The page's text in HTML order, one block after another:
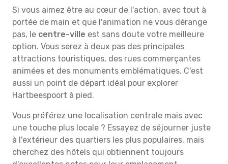
Si vous aimez être au cœur de l'action, avec tout à
portée de main et que l'animation ne vous dérange
pas, le centre-ville est sans doute votre meilleure
option. Vous serez à deux pas des principales
attractions touristiques, des rues commerçantes
animées et des monuments emblématiques. C'est
aussi un point de départ idéal pour explorer
Hartbeespoort à pied.
Vous préférez une localisation centrale mais avec
une touche plus locale ? Essayez de séjourner juste
à l'extérieur des quartiers les plus populaires, mais
cherchez des hôtels qui obtiennent toujours